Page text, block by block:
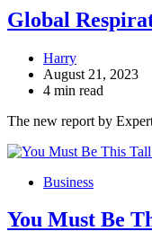
Global
Harry
August 21, 2023
4 min read
The new report by
Business
You Must Be